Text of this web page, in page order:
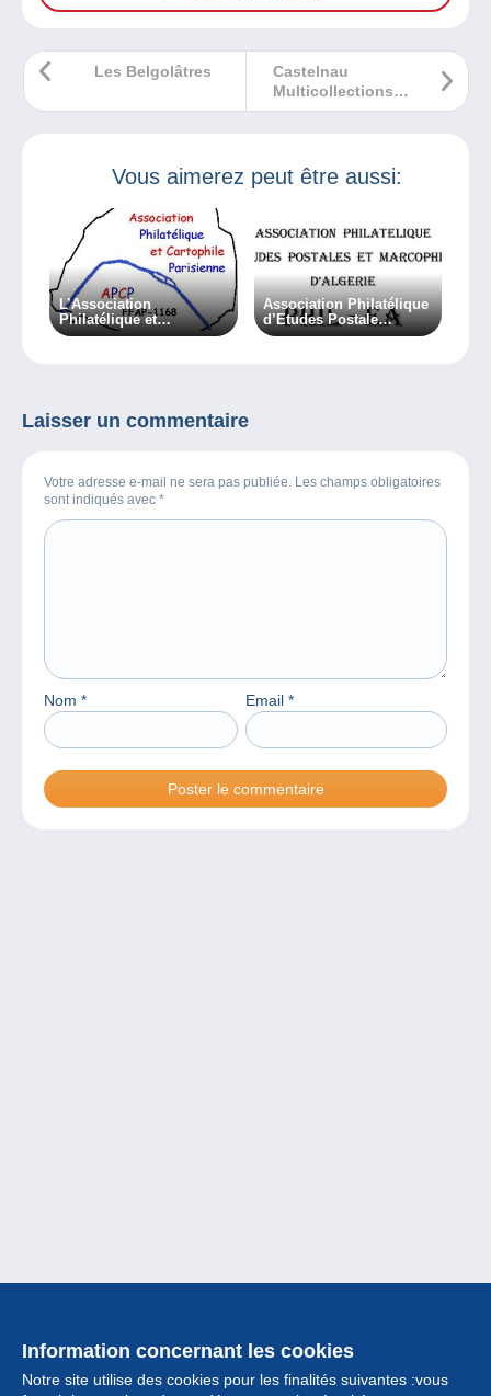
Castelnau
Multicollections
34 – CM34
Les Belgolâtres
Vous aimerez peut être aussi:
L’Association
Philatélique et
Cartophile Parisienne –
Association Philatélique
d’Etudes Postale
d’Algérie – PHIL-EA
Laisser un commentaire
Votre adresse e-mail ne sera pas publiée. Les champs obligatoires
sont indiqués avec *
Nom * Email *
Information concernant les cookies
Notre site utilise des cookies pour les finalités suivantes :vous